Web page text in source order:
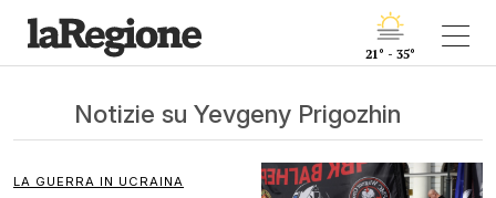
21° - 35°
Notizie su Yevgeny Prigozhin
LA GUERRA IN UCRAINA